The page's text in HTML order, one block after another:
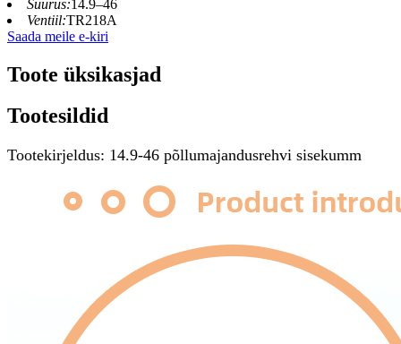
Suurus:14.9–46
Ventiil:TR218A
Saada meile e-kiri
Toote üksikasjad
Tootesildid
Tootekirjeldus: 14.9-46 põllumajandusrehvi sisekumm